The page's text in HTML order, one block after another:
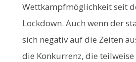
Wettkampfmöglichkeit seit
Lockdown. Auch wenn der
sich negativ auf die Zeiten
die Konkurrenz, die